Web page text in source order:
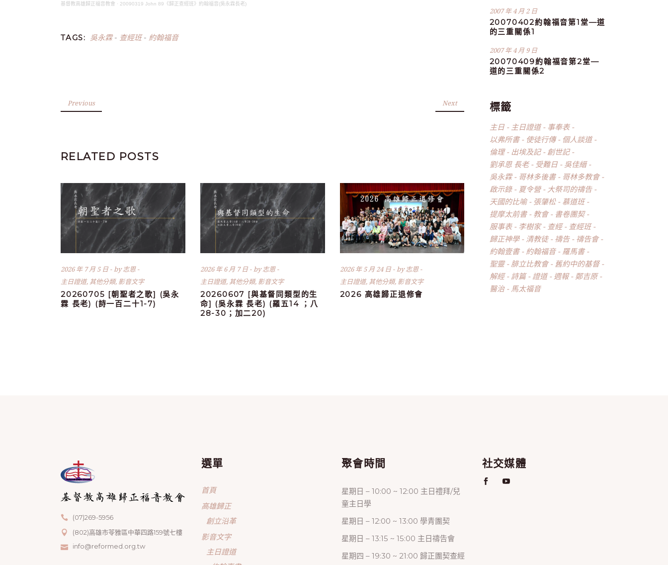
基督教高雄歸正福音教會 · 20090319 John 89《歸正查經班》約翰福音(吳永霖長老)
TAGS: 吳永霖- 查經班- 約翰福音
Previous Next
RELATED POSTS
2026 年 7 月 5 日 by志恩
主日證道, 其他分類, 影音文字
20260705 [朝聖者之歌] (吳永
霖 長老) (詩一百二十1-7)
2026 年 6 月 7 日 by志恩
主日證道, 其他分類, 影音文字
20260607 [與基督同類型的生
命] (吳永霖 長老) (羅五14 ；八
28-30；加二20)
2026 年 5 月 24 日 by志恩
主日證道, 其他分類, 影音文字
2026 高雄歸正退修會
2007 年 4 月 2 日
20070402約翰福音第1堂—道
的三重關係1
2007 年 4 月 9 日
20070409約翰福音第2堂—
道的三重關係2
標籤
主日 主日證道
事奉表
以弗所書
使徒行傳
個人談道
倫理
出埃及記
創世記
劉承恩 長老
受難日
吳佳縉
吳永霖
哥林多後書
哥林多教會
啟示錄
夏令營
大祭司的禱告
天國的比喻
張肇松
慕道班
提摩太前書
教會
書卷團契
服事表
李樹家 查經
查經班
歸正神學
清教徒 禱告
禱告會
約翰壹書
約翰福音
羅馬書
聖靈
腓立比教會
舊約中的基督
解經
詩篇 證道 週報
鄭吉原
醫治
馬太福音
(07)269-5956
(802)高雄市苓雅區中華四路159號七樓
info@reformed.org.tw
選單
首頁
高雄歸正
創立沿革
影音文字
主日證道
聚會時間
星期日 – 10:00 ~ 12:00 主日禮拜/兒
童主日學
星期日 – 12:00 ~ 13:00 學青團契
星期日 – 13:15 ~ 15:00 主日禱告會
星期四 – 19:30 ~ 21:00 歸正團契查經
社交媒體